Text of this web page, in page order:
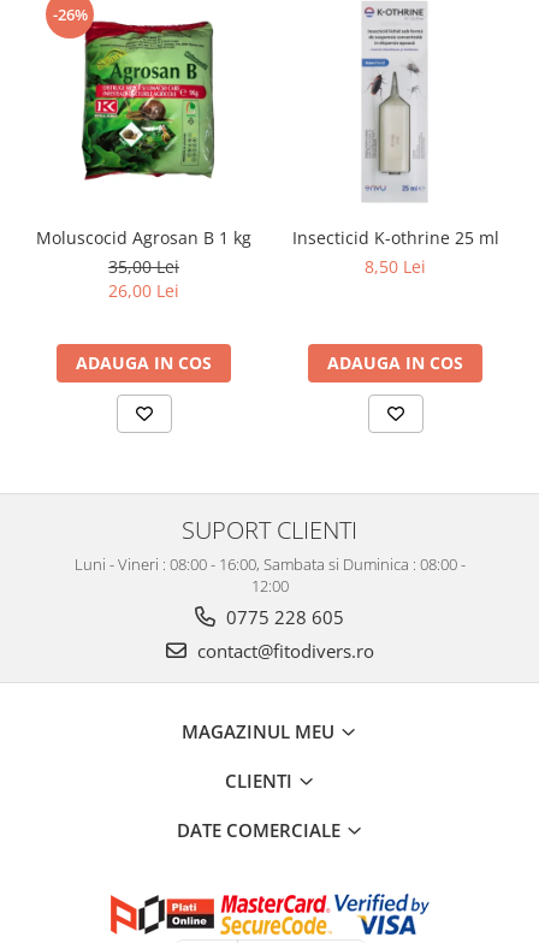
-26%
Moluscocid Agrosan B 1 kg
35,00 Lei
26,00 Lei
ADAUGA IN COS
Insecticid K-othrine 25 ml
8,50 Lei
ADAUGA IN COS
SUPORT CLIENTI
Luni - Vineri : 08:00 - 16:00, Sambata si Duminica : 08:00 -
12:00
0775 228 605
contact@fitodivers.ro
MAGAZINUL MEU
CLIENTI
DATE COMERCIALE